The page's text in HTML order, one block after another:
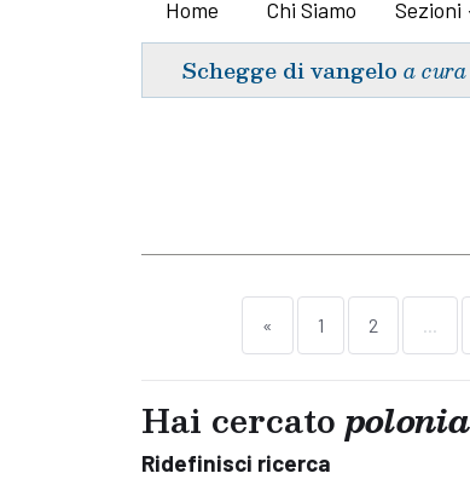
Home Chi Siamo Sezioni
Schegge di vangelo a
« 1 2 ...
Hai cercato polonia
Ridefinisci ricerca